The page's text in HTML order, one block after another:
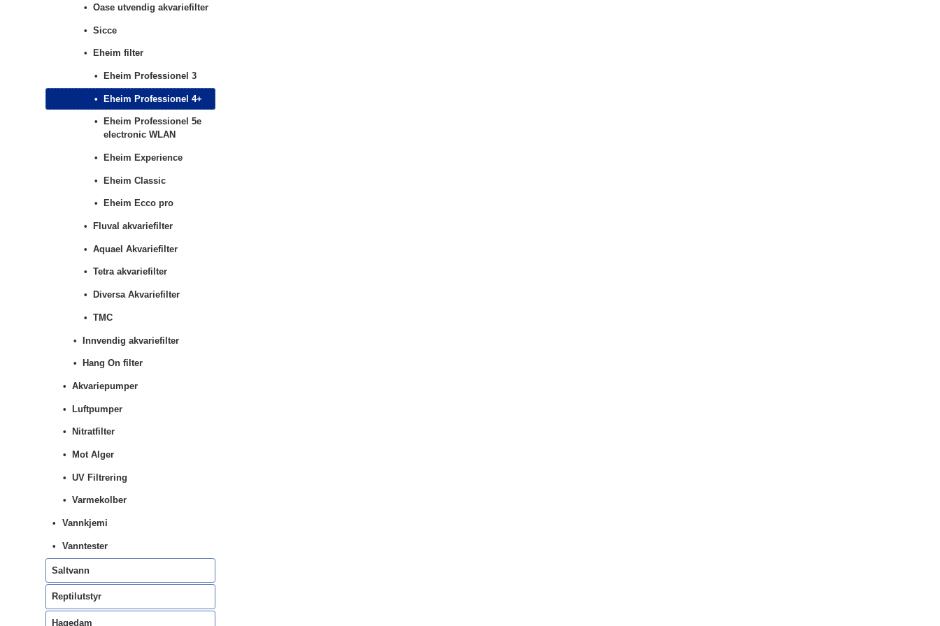
Oase utvendig akvariefilter
Sicce
Eheim filter
Eheim Professionel 3
Eheim Professionel 4+
Eheim Professionel 5e
electronic WLAN
Eheim Experience
Eheim Classic
Eheim Ecco pro
Fluval akvariefilter
Aquael Akvariefilter
Tetra akvariefilter
Diversa Akvariefilter
TMC
Innvendig akvariefilter
Hang On filter
Akvariepumper
Luftpumper
Nitratfilter
Mot Alger
UV Filtrering
Varmekolber
Vannkjemi
Vanntester
Saltvann
Reptilutstyr
Hagedam